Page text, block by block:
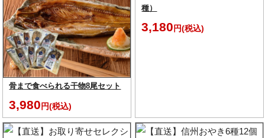
骨まで食べられる干物8尾セット
3,980 円(税込)
種）
3,180 円(税込)